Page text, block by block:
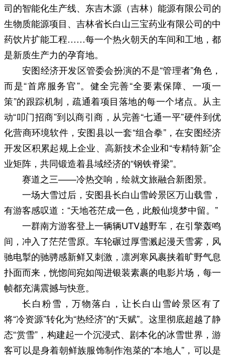
司的智能化生产线、东吉木源（吉林）能源有限公司的
生物质能源项目、吉林省长白山三宝药业有限公司的中
药饮片扩能工程……每一个热火朝天的车间和工地，都
是新质生产力的孕育地。
安图经济开发区管委会扮演的不是“管理者”角色，
而是“首席服务官”。健全完善“全要素保障、一项一
策”的跟踪机制，疏通着项目落地的每一个堵点。从主
动“叩门招商”到以商引商，从完善“七通一平”硬件到优
化营商环境软件，安图县以一套“组合拳”，在安图经济
开发区积累起规上企业、高新技术企业和“专精特新”企
业矩阵，共同锻造着县域经济的“钢铁脊梁”。
赛道之三——冷热交响，绘就文旅融合新图景。
一场大雪过后，安图县长白山雪岭景区万山载雪，
有游客感叹道：“天地苍茫成一色，此般仙境梦中留。”
一群南方游客登上一辆辆UTV越野车，在引擎轰鸣
间，冲入了茫茫雪原。车轮碾过厚雪溅起漫天雪雾，风
驰电掣的驰骋感新鲜又刺激，凛冽寒风裹挟着旷野气息
扑面而来，恍惚间宛如闯进银装素裹的电影片场，每一
帧都充满震撼与快意。
长白粉雪，万物落白，让长白山雪岭景区有了
将“冷资源”转化为“热经济”的“天赋”。这里彻底超越了静
态“赏雪”，构建起一个沉浸式、剧本化的冰雪世界，游
客可以是身着朝鲜族服饰制作泡菜的“本地人”，可以是